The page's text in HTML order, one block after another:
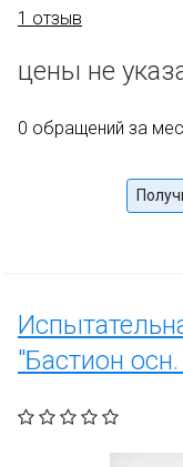
1 отзыв
цены не
0 обращений за
"Бастион осн.